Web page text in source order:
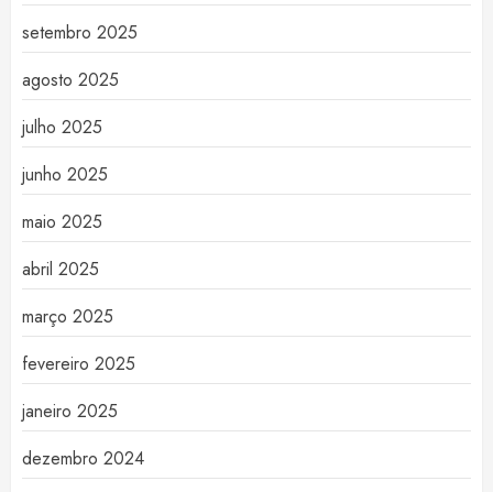
setembro 2025
agosto 2025
julho 2025
junho 2025
maio 2025
abril 2025
março 2025
fevereiro 2025
janeiro 2025
dezembro 2024